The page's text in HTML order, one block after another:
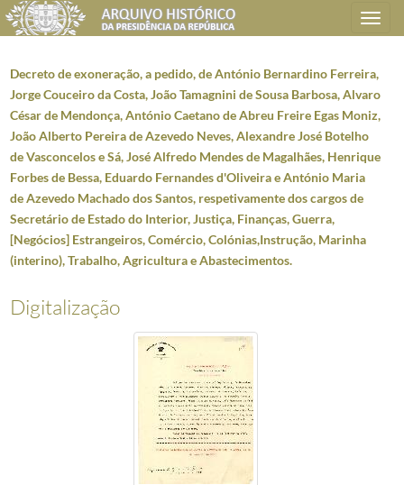
Toggle
navigation
Plano de classificação
Presidência da República
AG0101
Atos e Despachos presidenciais (publicação)
1911/1974
AG010101
Decretos e despachos presidenciais1962
001
Decreto de exoneração, a pedido, de João Tamagnini de Sousa
Decreto de nomeação de António Bernardino Ferreira, Jorge
Decreto de nomeação de José João Pinto da Cruz Azevedo para o
Decreto de nomeação de João de Canto e Castro Silva Antunes,
Decreto de nomeação de José Alfredo Mendes de Magalhães,
Decreto de exoneração, a pedido, de António Bernardino
Decreto de nomeação de João Tamagnini de Sousa Barbosa,
Decreto de exoneração, a pedido, de António Bernardino Ferreira,
Jorge Couceiro da Costa, João Tamagnini de Sousa Barbosa, Alvaro
César de Mendonça, António Caetano de Abreu Freire Egas Moniz,
João Alberto Pereira de Azevedo Neves, Alexandre José Botelho
de Vasconcelos e Sá, José Alfredo Mendes de Magalhães, Henrique
Forbes de Bessa, Eduardo Fernandes d'Oliveira e António Maria
de Azevedo Machado dos Santos, respetivamente dos cargos de
Secretário de Estado do Interior, Justiça, Finanças, Guerra,
[Negócios] Estrangeiros, Comércio, Colónias,Instrução, Marinha
(interino), Trabalho, Agricultura e Abastecimentos.
Digitalização